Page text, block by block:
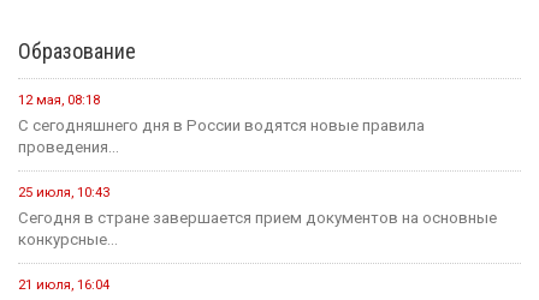
Образование
12 мая, 08:18
С сегодняшнего дня в России водятся новые правила
проведения...
25 июля, 10:43
Сегодня в стране завершается прием документов на основные
конкурсные...
21 июля, 16:04